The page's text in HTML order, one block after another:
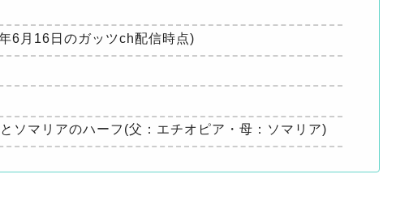
6月16日のガッツch配信時点)
ソマリアのハーフ(父：エチオピア・母：ソマリア)